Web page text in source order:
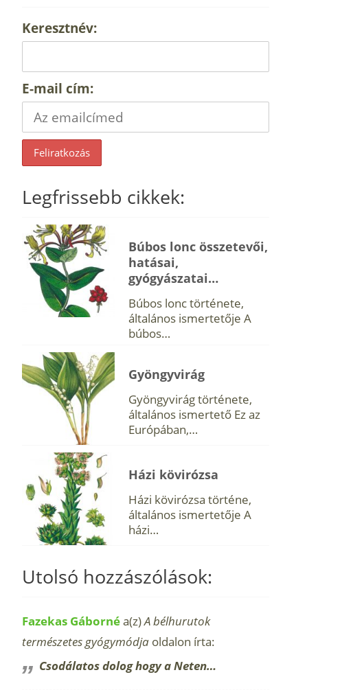
Keresztnév:
E-mail cím:
Legfrissebb cikkek:
Búbos lonc összetevői,
hatásai,
gyógyászatai…
Búbos lonc története,
általános ismertetője A
búbos…
Gyöngyvirág
Gyöngyvirág története,
általános ismertető Ez az
Európában,…
Házi kövirózsa
Házi kövirózsa történe,
általános ismertetője A
házi…
Utolsó hozzászólások:
Fazekas Gábornéa(z)A bélhurutok
természetes gyógymódja oldalon írta:
Csodálatos dolog hogy a Neten…